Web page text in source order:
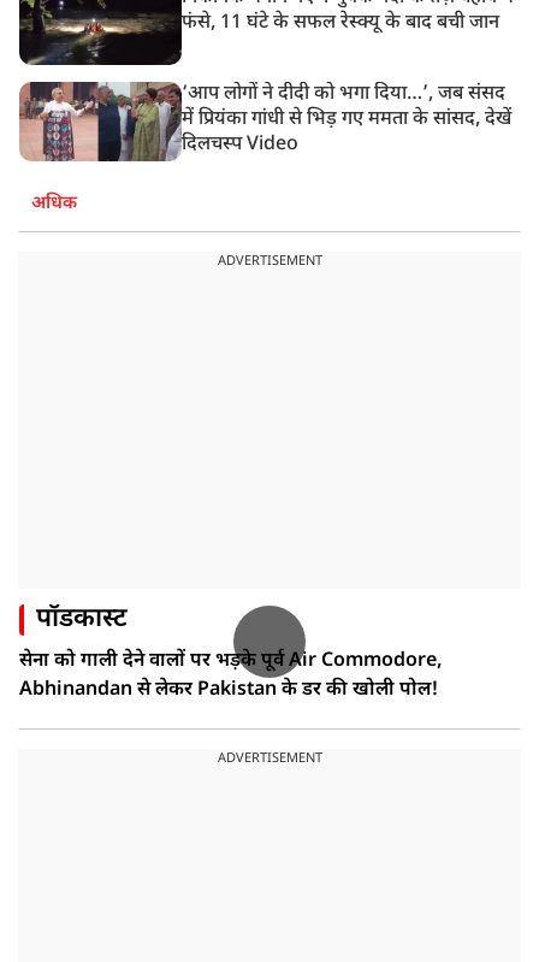
फंसे, 11 घंटे के सफल रेस्क्यू के बाद बची जान
‘आप लोगों ने दीदी को भगा दिया…’, जब संसद
में प्रियंका गांधी से भिड़ गए ममता के सांसद, देखें
दिलचस्प Video
अधिक
ADVERTISEMENT
पॉडकास्ट
सेना को गाली देने वालों पर भड़के पूर्व Air Commodore,
Abhinandan से लेकर Pakistan के डर की खोली पोल!
ADVERTISEMENT